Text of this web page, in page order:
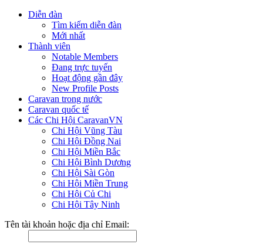
Diễn đàn
Tìm kiếm diễn đàn
Mới nhất
Thành viên
Notable Members
Đang trực tuyến
Hoạt động gần đây
New Profile Posts
Caravan trong nước
Caravan quốc tế
Các Chi Hội CaravanVN
Chi Hội Vũng Tàu
Chi Hội Đồng Nai
Chi Hội Miền Bắc
Chi Hội Bình Dương
Chi Hội Sài Gòn
Chi Hội Miền Trung
Chi Hội Củ Chi
Chi Hội Tây Ninh
Tên tài khoản hoặc địa chỉ Email: